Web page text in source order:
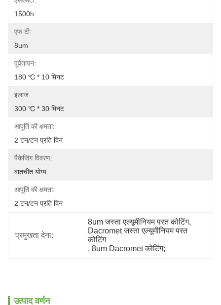
1500h
एफ टी:
8um
पूर्वतापन:
180 ℃ * 10 मिनट
इलाज:
300 ℃ * 30 मिनट
आपूर्ति की क्षमता:
2 टन/टन प्रति दिन
पैकेजिंग विवरण:
बातचीत योग्य
आपूर्ति की क्षमता:
2 टन/टन प्रति दिन
प्रमुखता देना:
8um जस्ता एल्यूमीनियम परत कोटिंग,
Dacromet जस्ता एल्यूमीनियम परत
कोटिंग
, 8um Dacromet कोटिंग;
उत्पाद वर्णन